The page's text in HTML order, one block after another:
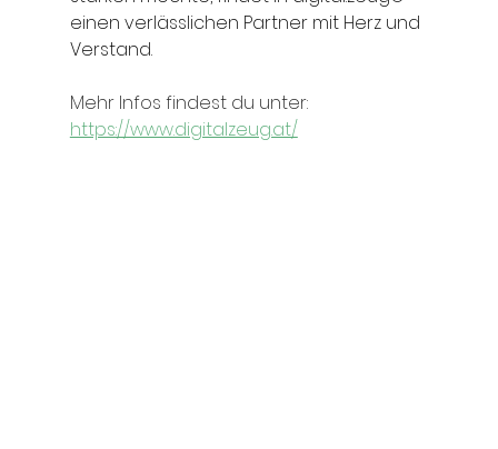
einen verlässlichen Partner mit Herz und
Verstand.
Mehr Infos findest du unter:
https://www.digitalzeug.at/